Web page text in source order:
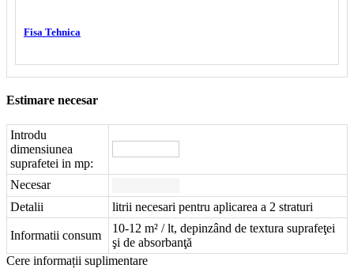
Fisa Tehnica
Estimare necesar
Introdu
dimensiunea
suprafetei in mp:
Necesar
Detalii
litrii necesari pentru aplicarea a 2 straturi
Informatii consum
10-12 m² / lt, depinzând de textura suprafeţei
şi de absorbanţă
Cere informații suplimentare